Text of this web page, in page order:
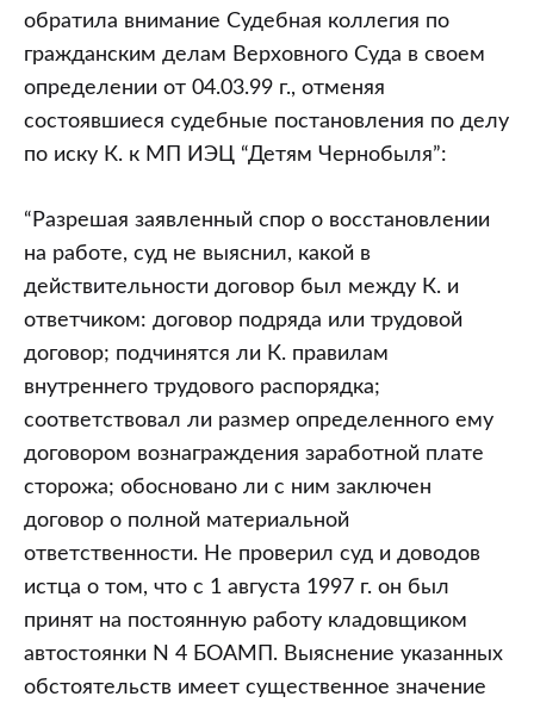
обратила внимание Судебная коллегия по
гражданским делам Верховного Суда в своем
определении от 04.03.99 г., отменяя
состоявшиеся судебные постановления по делу
по иску К. к МП ИЭЦ “Детям Чернобыля”:
“Разрешая заявленный спор о восстановлении
на работе, суд не выяснил, какой в
действительности договор был между К. и
ответчиком: договор подряда или трудовой
договор; подчинятся ли К. правилам
внутреннего трудового распорядка;
соответствовал ли размер определенного ему
договором вознаграждения заработной плате
сторожа; обосновано ли с ним заключен
договор о полной материальной
ответственности. Не проверил суд и доводов
истца о том, что с 1 августа 1997 г. он был
принят на постоянную работу кладовщиком
автостоянки N 4 БОАМП. Выяснение указанных
обстоятельств имеет существенное значение